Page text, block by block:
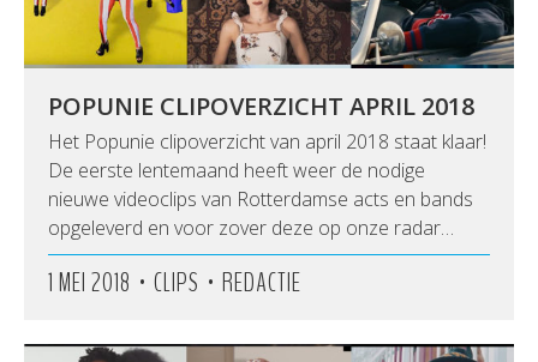
POPUNIE CLIPOVERZICHT APRIL 2018
Het Popunie clipoverzicht van april 2018 staat klaar!
De eerste lentemaand heeft weer de nodige
nieuwe videoclips van Rotterdamse acts en bands
opgeleverd en voor zover deze op onze radar…
1 MEI 2018 • CLIPS • REDACTIE